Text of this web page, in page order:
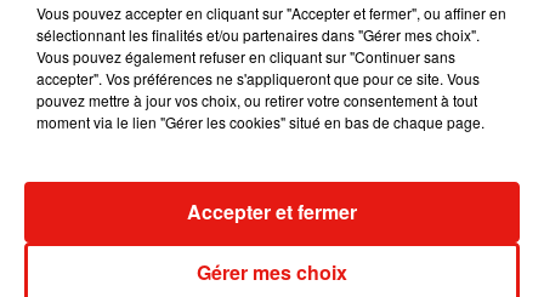
Une publication partagée parmadelynn�xÈ(@madelynn.ellagrace) le
Vous pouvez accepter en cliquant sur "Accepter et fermer", ou affiner en
sélectionnant les finalités et/ou partenaires dans "Gérer mes choix".
Vous pouvez également refuser en cliquant sur "Continuer sans
accepter". Vos préférences ne s'appliqueront que pour ce site. Vous
pouvez mettre à jour vos choix, ou retirer votre consentement à tout
moment via le lien "Gérer les cookies" situé en bas de chaque page.
Gérer mes choix
Accepter et fermer